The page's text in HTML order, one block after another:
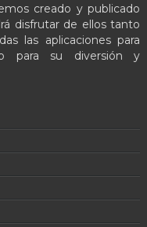
creado y publicado
disfrutar de ellos tanto
las aplicaciones para
para su diversión y